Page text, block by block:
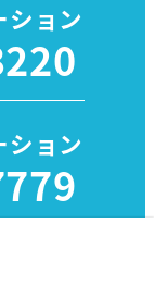
ョン
ョン